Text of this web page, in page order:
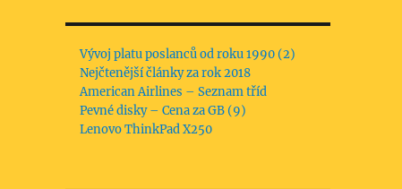
Vývoj platu poslanců od roku 1990 (2)
Nejčtenější články za rok 2018
American Airlines – Seznam tříd
Pevné disky – Cena za GB (9)
Lenovo ThinkPad X250